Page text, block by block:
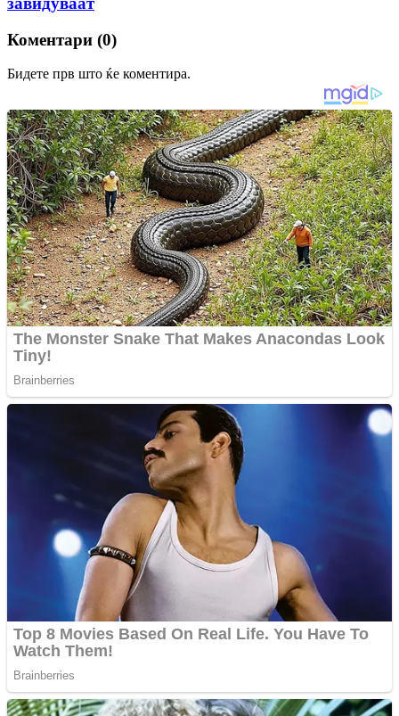
Коментари (0)
Бидете прв што ќе коментира.